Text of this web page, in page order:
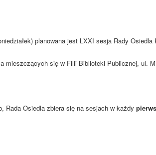
planowana jest LXXI sesja Rady Osiedla
mieszczących się w Filii Biblioteki Publicznej, ul.
Rada Osiedla zbiera się na sesjach w każdy